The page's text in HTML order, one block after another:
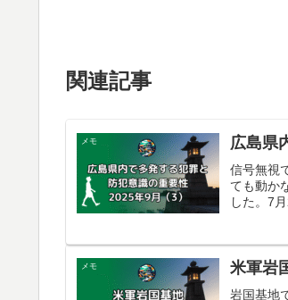
関連記事
メモ 広島県
信号無視
ても動か
した。7
メモ 米軍岩
岩国基地